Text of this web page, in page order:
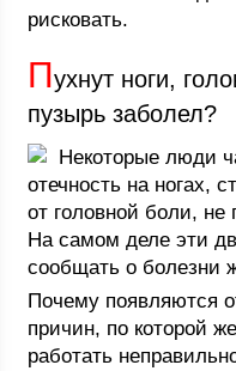
рисковать.
Пухнут ноги,
пузырь заболел?
Некоторые люди
отечность на ногах,
от головной боли, не
На самом деле эти
сообщать о болезни
Почему появляются
причин, по которой
работать